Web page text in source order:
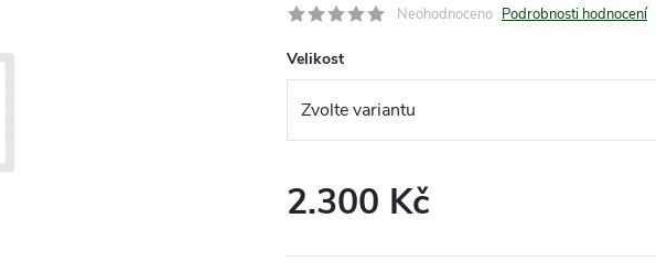
Neohodnoceno Podrobnosti hodnocení
Velikost
2.300 Kč
cena: